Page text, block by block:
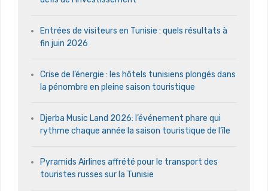
Entrées de visiteurs en Tunisie : quels résultats à
fin juin 2026
Crise de l’énergie : les hôtels tunisiens plongés dans
la pénombre en pleine saison touristique
Djerba Music Land 2026: l’événement phare qui
rythme chaque année la saison touristique de l’île
Pyramids Airlines affrété pour le transport des
touristes russes sur la Tunisie